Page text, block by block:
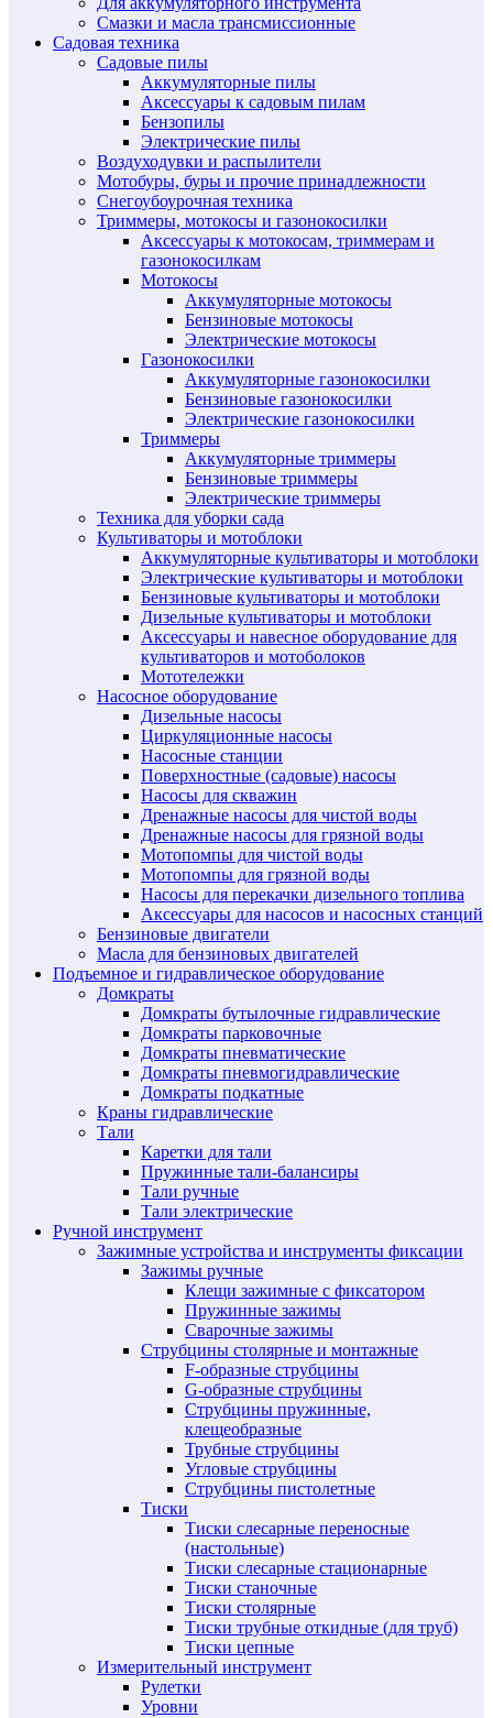
Смазки и масла трансмиссионные
Садовая техника
Садовые пилы
Аккумуляторные пилы
Аксессуары к садовым пилам
Бензопилы
Электрические пилы
Воздуходувки и распылители
Мотобуры, буры и прочие принадлежности
Снегоубоурочная техника
Триммеры, мотокосы и газонокосилки
Аксессуары к мотокосам, триммерам и
газонокосилкам
Мотокосы
Аккумуляторные мотокосы
Бензиновые мотокосы
Электрические мотокосы
Газонокосилки
Аккумуляторные газонокосилки
Бензиновые газонокосилки
Электрические газонокосилки
Триммеры
Аккумуляторные триммеры
Бензиновые триммеры
Электрические триммеры
Техника для уборки сада
Культиваторы и мотоблоки
Аккумуляторные культиваторы и мотоблоки
Электрические культиваторы и мотоблоки
Бензиновые культиваторы и мотоблоки
Дизельные культиваторы и мотоблоки
Аксессуары и навесное оборудование для
культиваторов и мотоболоков
Мототележки
Насосное оборудование
Дизельные насосы
Циркуляционные насосы
Насосные станции
Поверхностные (садовые) насосы
Насосы для скважин
Дренажные насосы для чистой воды
Дренажные насосы для грязной воды
Мотопомпы для чистой воды
Мотопомпы для грязной воды
Насосы для перекачки дизельного топлива
Аксессуары для насосов и насосных станций
Бензиновые двигатели
Масла для бензиновых двигателей
Подъемное и гидравлическое оборудование
Домкраты
Домкраты бутылочные гидравлические
Домкраты парковочные
Домкраты пневматические
Домкраты пневмогидравлические
Домкраты подкатные
Краны гидравлические
Тали
Каретки для тали
Пружинные тали-балансиры
Тали ручные
Тали электрические
Ручной инструмент
Зажимные устройства и инструменты фиксации
Зажимы ручные
Клещи зажимные с фиксатором
Пружинные зажимы
Сварочные зажимы
Струбцины столярные и монтажные
F-образные струбцины
G-образные струбцины
Струбцины пружинные,
клещеобразные
Трубные струбцины
Угловые струбцины
Струбцины пистолетные
Тиски
Тиски слесарные переносные
(настольные)
Тиски слесарные стационарные
Тиски станочные
Тиски столярные
Тиски трубные откидные (для труб)
Тиски цепные
Измерительный инструмент
Рулетки
Уровни